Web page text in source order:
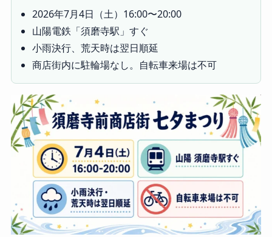
2026年7月4日（土）16:00〜20:00
山陽電鉄「須磨寺駅」すぐ
小雨決行、荒天時は翌日順延
商店街内に駐輪場なし。自転車来場は不可